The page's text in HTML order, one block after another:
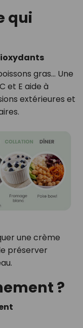
qui
gras… Une
et E aide à
extérieures et
une crème
préserver
?